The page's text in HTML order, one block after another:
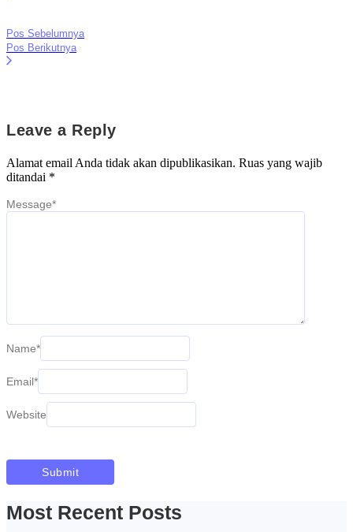
Pos Sebelumnya
Pos Berikutnya
Leave a Reply
Alamat email Anda tidak akan dipublikasikan. Ruas yang wajib
ditandai *
Message*
Name*
Email*
Website
Most Recent Posts